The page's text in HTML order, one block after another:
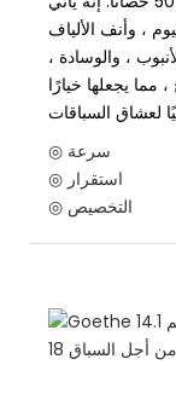
، وأنف الألياف
، والوسادة ،
مما يجعلها خيارًا
◎ سرعة
◎ استقرار
◎ التخصيص